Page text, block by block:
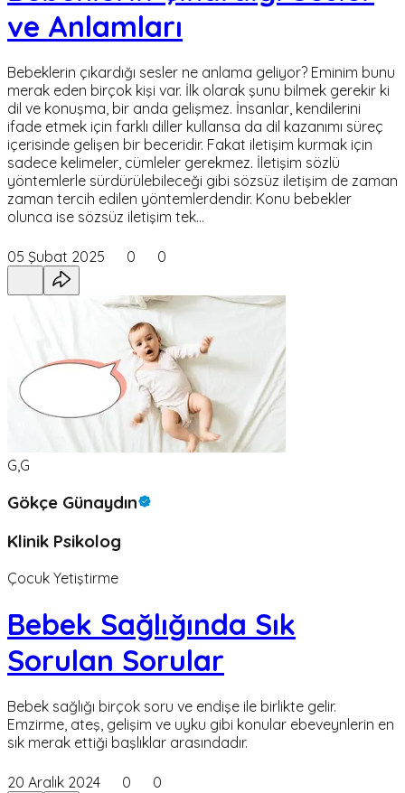
ve Anlamları
Bebeklerin çıkardığı sesler ne anlama geliyor? Eminim bunu
merak eden birçok kişi var. İlk olarak şunu bilmek gerekir ki
dil ve konuşma, bir anda gelişmez. İnsanlar, kendilerini
ifade etmek için farklı diller kullansa da dil kazanımı süreç
içerisinde gelişen bir beceridir. Fakat iletişim kurmak için
sadece kelimeler, cümleler gerekmez. İletişim sözlü
yöntemlerle sürdürülebileceği gibi sözsüz iletişim de zaman
zaman tercih edilen yöntemlerdendir. Konu bebekler
olunca ise sözsüz iletişim tek…
05 Şubat 2025 0 0
G,G
Gökçe Günaydın
Klinik Psikolog
Çocuk Yetiştirme
Bebek Sağlığında Sık
Sorulan Sorular
Bebek sağlığı birçok soru ve endişe ile birlikte gelir.
Emzirme, ateş, gelişim ve uyku gibi konular ebeveynlerin en
sık merak ettiği başlıklar arasındadır.
20 Aralık 2024 0 0